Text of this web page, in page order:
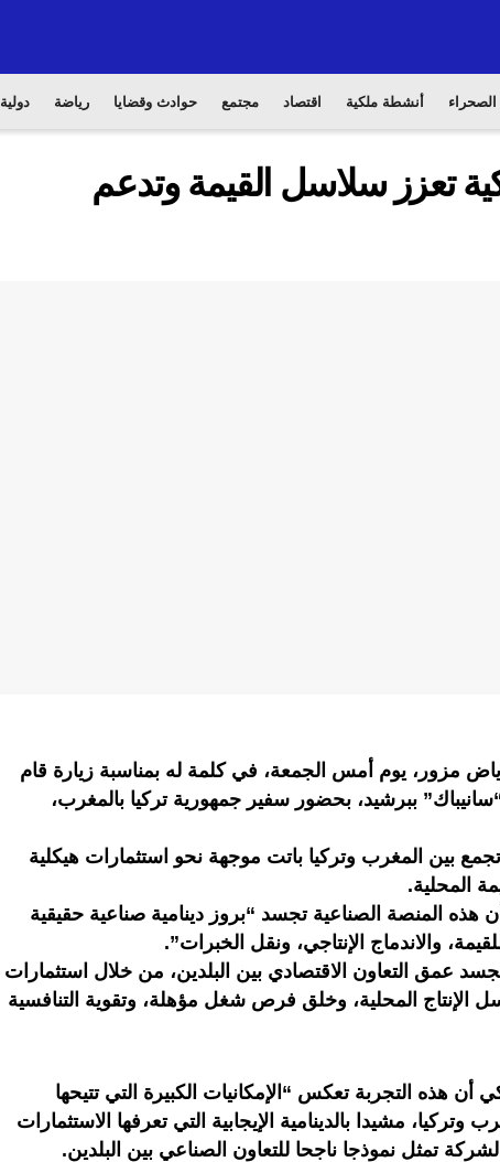
الصحراء أنشطة ملكية اقتصاد مجتمع حوادث وقضايا رياضة دولية
تعزز سلاسل القيمة وتدعم
مزور، يوم أمس الجمعة، في كلمة له بمناسبة زيارة قام
ببرشيد، بحضور سفير جمهورية تركيا بالمغرب،
تجمع بين المغرب وتركيا باتت موجهة نحو استثمارات هيكلية
المحلية.
هذه المنصة الصناعية تجسد “بروز دينامية صناعية حقيقية
والاندماج الإنتاجي، ونقل الخبرات”.
عمق التعاون الاقتصادي بين البلدين، من خلال استثمارات
الإنتاج المحلية، وخلق فرص شغل مؤهلة، وتقوية التنافسية
أن هذه التجربة تعكس “الإمكانيات الكبيرة التي تتيحها
وتركيا، مشيدا بالدينامية الإيجابية التي تعرفها الاستثمارات
تمثل نموذجا ناجحا للتعاون الصناعي بين البلدين.